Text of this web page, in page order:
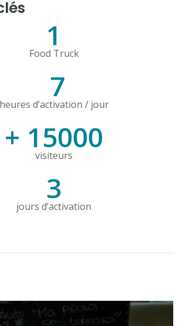
1
Food Truck
7
heures d’activation / jour
+ 15000
visiteurs
3
jours d’activation